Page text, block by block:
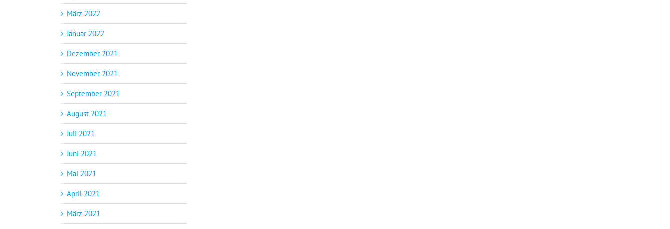
März 2022
Januar 2022
Dezember 2021
November 2021
September 2021
August 2021
Juli 2021
Juni 2021
Mai 2021
April 2021
März 2021